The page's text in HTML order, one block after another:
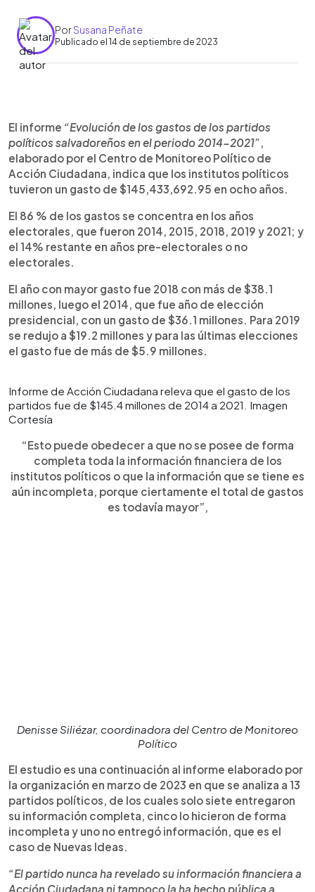
PorSusana Peñate
Publicado el 14 de septiembre de 2023
Escuchar artículo
El informe “Evolución de los gastos de los partidos
políticos salvadoreños en el periodo 2014-2021”,
elaborado por el Centro de Monitoreo Político de
Acción Ciudadana, indica que los institutos políticos
tuvieron un gasto de $145,433,692.95 en ocho años.
El 86 % de los gastos se concentra en los años
electorales, que fueron 2014, 2015, 2018, 2019 y 2021; y
el 14% restante en años pre-electorales o no
electorales.
El año con mayor gasto fue 2018 con más de $38.1
millones, luego el 2014, que fue año de elección
presidencial, con un gasto de $36.1 millones. Para 2019
se redujo a $19.2 millones y para las últimas elecciones
el gasto fue de más de $5.9 millones.
Informe de Acción Ciudadana releva que el gasto de los
partidos fue de $145.4 millones de 2014 a 2021. Imagen
Cortesía
“Esto puede obedecer a que no se posee de forma
completa toda la información financiera de los
institutos políticos o que la información que se tiene es
aún incompleta, porque ciertamente el total de gastos
es todavía mayor”,
Denisse Siliézar, coordinadora del Centro de Monitoreo
Político
El estudio es una continuación al informe elaborado por
la organización en marzo de 2023 en que se analiza a 13
partidos políticos, de los cuales solo siete entregaron
su información completa, cinco lo hicieron de forma
incompleta y uno no entregó información, que es el
caso de Nuevas Ideas.
“El partido nunca ha revelado su información financiera a
Acción Ciudadana ni tampoco la ha hecho pública a